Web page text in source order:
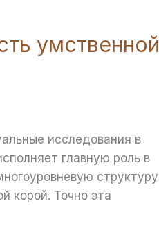
умственной
исследования в
главную роль в
структуру
корой. Точно эта